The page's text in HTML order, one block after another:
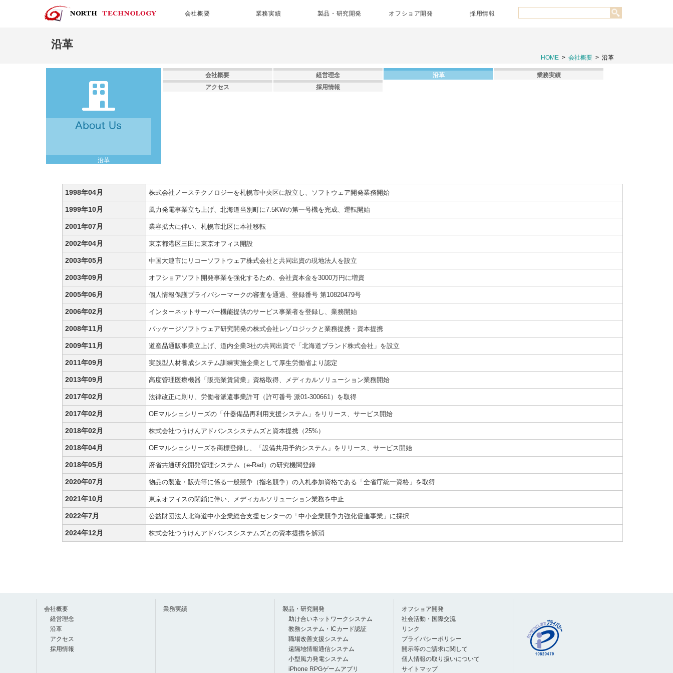
会社概要 業務実績 製品・研究開発 オフショア開発 採用情報
沿革
HOME > 会社概要 > 沿革
沿革
会社概要 経営理念 沿革
業務実績
アクセス
採用情報
1998年04月 株式会社ノーステクノロジーを札幌市中央区に設立し、ソフトウェア開発業務開始
1999年10月 風力発電事業立ち上げ、北海道当別町に7.5KWの第一号機を完成、運転開始
2001年07月 業容拡大に伴い、札幌市北区に本社移転
2002年04月 東京都港区三田に東京オフィス開設
2003年05月 中国大連市にリコーソフトウェア株式会社と共同出資の現地法人を設立
2003年09月 オフショアソフト開発事業を強化するため、会社資本金を3000万円に増資
2005年06月 個人情報保護プライバシーマークの審査を通過、登録番号 第10820479号
2006年02月 インターネットサーバー機能提供のサービス事業者を登録し、業務開始
2008年11月 パッケージソフトウェア研究開発の株式会社レゾロジックと業務提携・資本提携
2009年11月 道産品通販事業立上げ、道内企業3社の共同出資で「北海道ブランド株式会社」を設立
2011年09月 実践型人材養成システム訓練実施企業として厚生労働省より認定
2013年09月 高度管理医療機器「販売業賃貸業」資格取得、メディカルソリューション業務開始
2017年02月 法律改正に則り、労働者派遣事業許可（許可番号 派01-300661）を取得
2017年02月 OEマルシェシリーズの「什器備品再利用支援システム」をリリース、サービス開始
2018年02月 株式会社つうけんアドバンスシステムズと資本提携（25%）
2018年04月 OEマルシェシリーズを商標登録し、「設備共用予約システム」をリリース、サービス開始
2018年05月 府省共通研究開発管理システム（e-Rad）の研究機関登録
2020年07月 物品の製造・販売等に係る一般競争（指名競争）の入札参加資格である「全省庁統一資格」を取得
2021年10月 東京オフィスの閉鎖に伴い、メディカルソリューション業務を中止
2022年7月 公益財団法人北海道中小企業総合支援センターの「中小企業競争力強化促進事業」に採択
2024年12月 株式会社つうけんアドバンスシステムズとの資本提携を解消
会社概要
経営理念
沿革
アクセス
採用情報
業務実績
製品・研究開発
助け合いネットワークシステム
教務システム・ICカード認証
職場改善支援システム
遠隔地情報通信システム
小型風力発電システム
iPhone RPGゲームアプリ
オフショア開発
社会活動・国際交流
リンク
プライバシーポリシー
開示等のご請求に関して
個人情報の取り扱いについて
サイトマップ